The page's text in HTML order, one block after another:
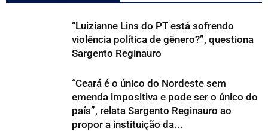
“Luizianne Lins do PT está sofrendo
violência política de gênero?”, questiona
Sargento Reginauro
“Ceará é o único do Nordeste sem
emenda impositiva e pode ser o único do
país”, relata Sargento Reginauro ao
propor a instituição da...